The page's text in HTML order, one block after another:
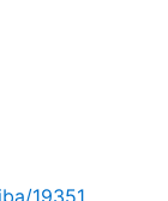
19351